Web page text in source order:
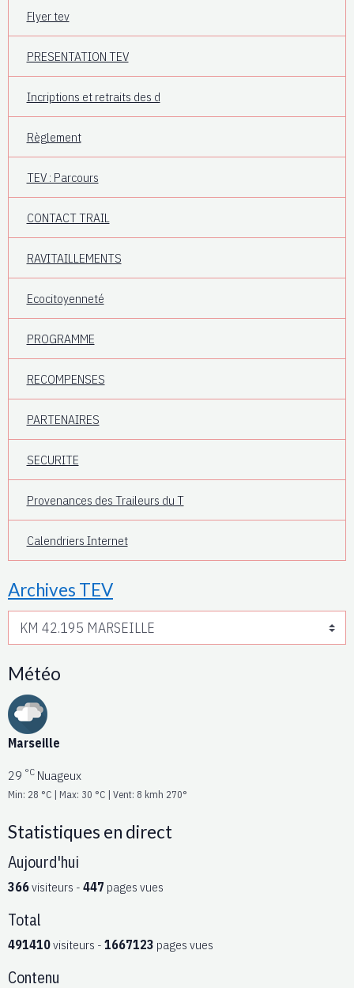
Flyer tev
PRESENTATION TEV
Incriptions et retraits des d
Règlement
TEV : Parcours
CONTACT TRAIL
RAVITAILLEMENTS
Ecocitoyenneté
PROGRAMME
RECOMPENSES
PARTENAIRES
SECURITE
Provenances des Traileurs du T
Calendriers Internet
Archives TEV
Météo
Marseille
29 °C Nuageux
Min: 28 °C | Max: 30 °C | Vent: 8 kmh 270°
Statistiques en direct
Aujourd'hui
366visiteurs - 447 pages vues
Total
491410visiteurs - 1667123 pages vues
Contenu